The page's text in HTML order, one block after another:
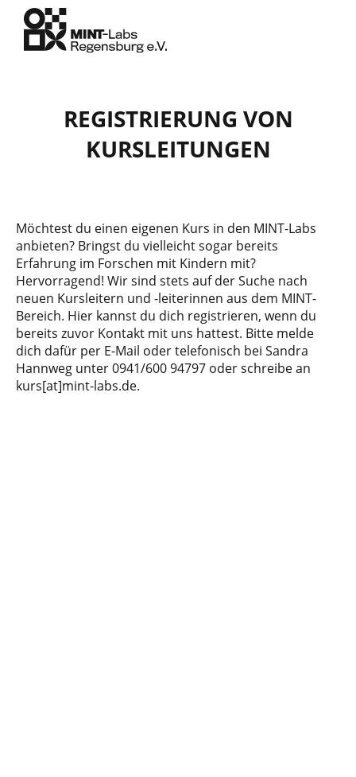
REGISTRIERUNG VON
KURSLEITUNGEN
Möchtest du einen eigenen Kurs in den MINT-Labs
anbieten? Bringst du vielleicht sogar bereits
Erfahrung im Forschen mit Kindern mit?
Hervorragend! Wir sind stets auf der Suche nach
neuen Kursleitern und -leiterinnen aus dem MINT-
Bereich. Hier kannst du dich registrieren, wenn du
bereits zuvor Kontakt mit uns hattest. Bitte melde
dich dafür per E-Mail oder telefonisch bei Sandra
Hannweg unter 0941/600 94797 oder schreibe an
kurs[at]mint-labs.de.